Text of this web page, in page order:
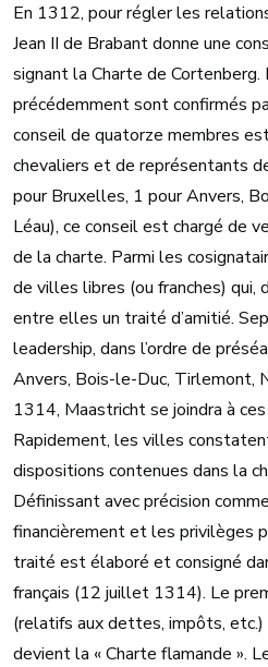
En 1312, pour régler les
Jean II de Brabant donne une
signant la Charte de
précédemment sont confirmés
conseil de quatorze membres
chevaliers et de représentants
pour Bruxelles, 1 pour Anvers,
Léau), ce conseil est chargé de
de la charte. Parmi les
de villes libres (ou franches) qui,
entre elles un traité d’amitié.
leadership, dans l’ordre de
Anvers, Bois-le-Duc, Tirlemont,
1314, Maastricht se joindra à
Rapidement, les villes
dispositions contenues dans la
Définissant avec précision
financièrement et les privilèges
traité est élaboré et consigné
français (12 juillet 1314). Le
(relatifs aux dettes, impôts,
devient la « Charte flamande ».